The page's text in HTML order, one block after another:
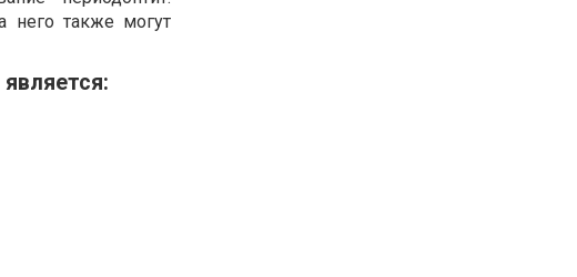
него также могут